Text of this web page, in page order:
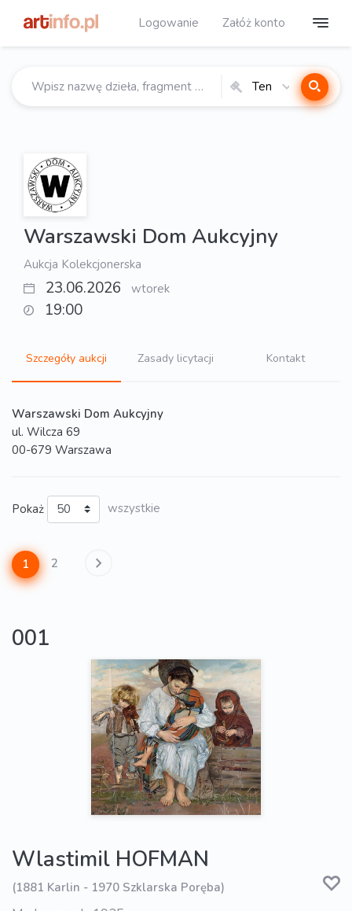
Logowanie Załóż konto
Ten
Warszawski Dom Aukcyjny
Aukcja Kolekcjonerska
23.06.2026 wtorek
19:00
Szczegóły aukcji Zasady licytacji Kontakt
Warszawski Dom Aukcyjny
ul. Wilcza 69
00-679 Warszawa
Pokaż wszystkie
1 2
001
Wlastimil HOFMAN
(1881 Karlin - 1970 Szklarska Poręba)